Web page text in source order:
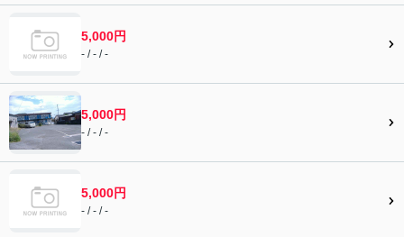
5,000円
- / - / -
5,000円
- / - / -
5,000円
- / - / -